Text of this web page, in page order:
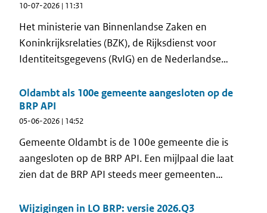
10-07-2026 | 11:31
Het ministerie van Binnenlandse Zaken en
Koninkrijksrelaties (BZK), de Rijksdienst voor
Identiteitsgegevens (RvIG) en de Nederlandse
verschillende gemeenten signalen ontvangen over
de logeerregelingen van het COA in relatie tot de
inschrijving in de Basisregistratie Personen (BRP).
Oldambt als 100e gemeente aangesloten op de
BRP API
05-06-2026 | 14:52
Gemeente Oldambt is de 100e gemeente die is
aangesloten op de BRP API. Een mijlpaal die laat
zien dat de BRP API steeds meer gemeenten
van persoonsgegevens bij de bron. Om dit
Wijzigingen in LO BRP: versie 2026.Q3